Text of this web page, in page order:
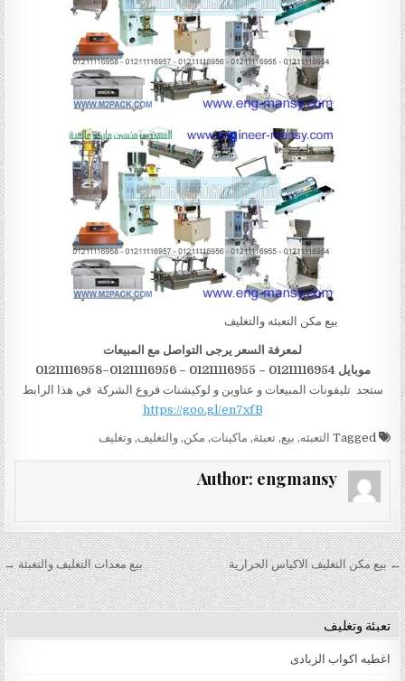
بيع مكن التعبئه والتغليف
لمعرفة السعر يرجى التواصل مع المبيعات
موبايل 01211116954 – 01211116955 – 01211116956–01211116958
ستجد تليفونات المبيعات و عناوين و لوكيشنات فروع الشركة في هذا الرابط
https://goo.gl/en7xfB
Tagged التعبئه, بيع,تعبئة, ماكينات, مكن,والتغليف,وتغليف
Author: engmansy
تصفّح المقالات بيع معدات التغليف والتغبئة → ← بيع مكن التغليف الاكياس الحرارية
تعبئة وتغليف
اغطيه اكواب الزبادى